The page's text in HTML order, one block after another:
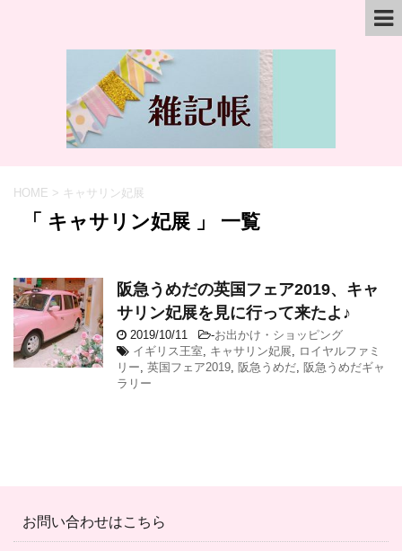
HOME > キャサリン妃展
「 キャサリン妃展 」 一覧
阪急うめだの英国フェア2019、キャ
サリン妃展を見に行って来たよ♪
2019/10/11 -お出かけ・ショッピング
イギリス王室, キャサリン妃展, ロイヤルファミ
リー, 英国フェア2019, 阪急うめだ, 阪急うめだギャ
ラリー
お問い合わせはこちら